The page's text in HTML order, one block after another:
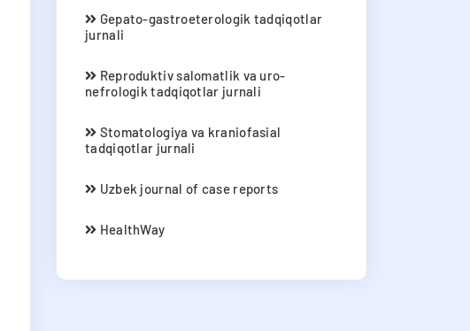
Gepato-gastroeterologik tadqiqotlar
jurnali
Reproduktiv salomatlik va uro-
nefrologik tadqiqotlar jurnali
Stomatologiya va kraniofasial
tadqiqotlar jurnali
Uzbek journal of case reports
HealthWay